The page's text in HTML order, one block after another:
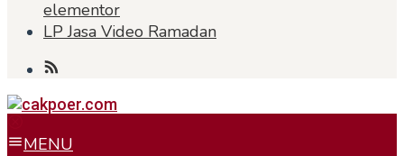
elementor
LP Jasa Video Ramadan
MENU